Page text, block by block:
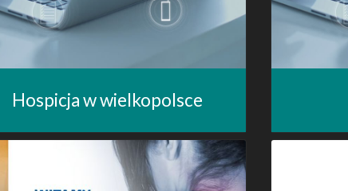
Hospicja w wielkopolsce